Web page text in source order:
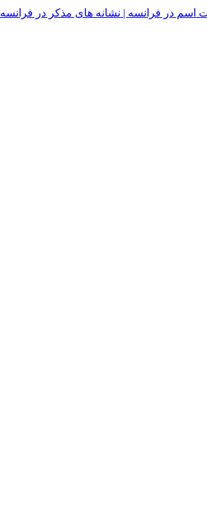
اسم در فرانسه | نشانه های مذکر در فرانسه